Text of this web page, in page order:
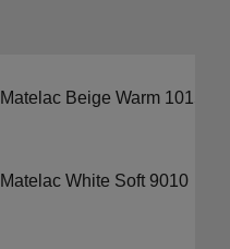
Matelac Beige Warm 1015
Matelac White Soft 9010